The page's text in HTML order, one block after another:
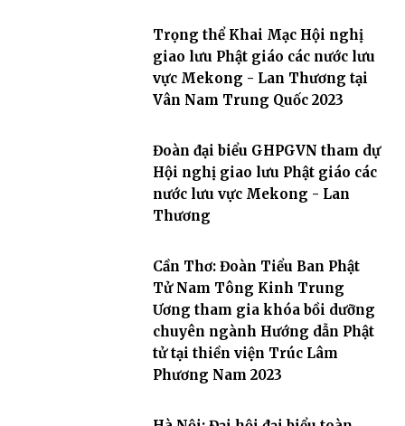
Trọng thể Khai Mạc Hội nghị
giao lưu Phật giáo các nước lưu
vực Mekong - Lan Thương tại
Vân Nam Trung Quốc 2023
Đoàn đại biểu GHPGVN tham dự
Hội nghị giao lưu Phật giáo các
nước lưu vực Mekong - Lan
Thương
Cần Thơ: Đoàn Tiểu Ban Phật
Tử Nam Tông Kinh Trung
Ương tham gia khóa bồi dưỡng
chuyên ngành Hướng dẫn Phật
tử tại thiền viện Trúc Lâm
Phương Nam 2023